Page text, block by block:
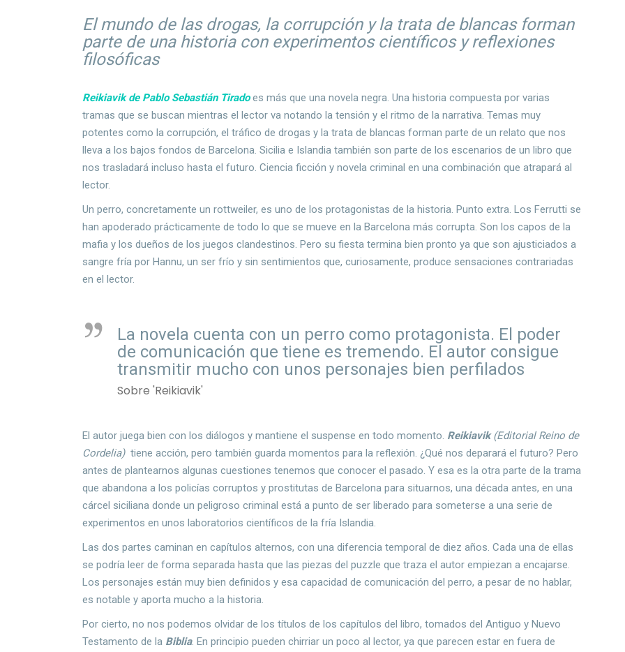
El mundo de las drogas, la corrupción y la trata de blancas forman
parte de una historia con experimentos científicos y reflexiones
filosóficas
Reikiavik de Pablo Sebastián Tiradoes más que una novela negra. Una historia compuesta por varias
tramas que se buscan mientras el lector va notando la tensión y el ritmo de la narrativa. Temas muy
potentes como la corrupción, el tráfico de drogas y la trata de blancas forman parte de un relato que nos
lleva a los bajos fondos de Barcelona. Sicilia e Islandia también son parte de los escenarios de un libro que
nos trasladará incluso hasta el futuro. Ciencia ficción y novela criminal en una combinación que atrapará al
lector.
Un perro, concretamente un rottweiler, es uno de los protagonistas de la historia. Punto extra. Los Ferrutti se
han apoderado prácticamente de todo lo que se mueve en la Barcelona más corrupta. Son los capos de la
mafia y los dueños de los juegos clandestinos. Pero su fiesta termina bien pronto ya que son ajusticiados a
sangre fría por Hannu, un ser frío y sin sentimientos que, curiosamente, produce sensaciones contrariadas
en el lector.
La novela cuenta con un perro como protagonista. El poder
de comunicación que tiene es tremendo. El autor consigue
transmitir mucho con unos personajes bien perfilados
Sobre 'Reikiavik'
El autor juega bien con los diálogos y mantiene el suspense en todo momento. Reikiavik(Editorial Reino de
Cordelia) tiene acción, pero también guarda momentos para la reflexión. ¿Qué nos deparará el futuro? Pero
antes de plantearnos algunas cuestiones tenemos que conocer el pasado. Y esa es la otra parte de la trama
que abandona a los policías corruptos y prostitutas de Barcelona para situarnos, una década antes, en una
cárcel siciliana donde un peligroso criminal está a punto de ser liberado para someterse a una serie de
experimentos en unos laboratorios científicos de la fría Islandia.
Las dos partes caminan en capítulos alternos, con una diferencia temporal de diez años. Cada una de ellas
se podría leer de forma separada hasta que las piezas del puzzle que traza el autor empiezan a encajarse.
Los personajes están muy bien definidos y esa capacidad de comunicación del perro, a pesar de no hablar,
es notable y aporta mucho a la historia.
Por cierto, no nos podemos olvidar de los títulos de los capítulos del libro, tomados del Antiguo y Nuevo
Testamento de la Biblia. En principio pueden chirriar un poco al lector, ya que parecen estar en fuera de